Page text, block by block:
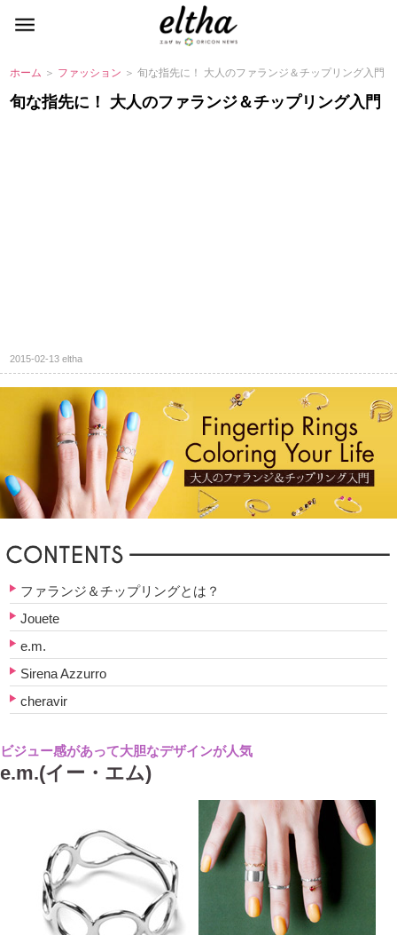
ホーム ＞ ファッション ＞ 旬な指先に！ 大人のファランジ＆チップリング入門
旬な指先に！ 大人のファランジ＆チップリング入門
2015-02-13eltha
ファランジ＆チップリングとは？
Jouete
e.m.
Sirena Azzurro
cheravir
ビジュー感があって大胆なデザインが人気
e.m.(イー・エム)